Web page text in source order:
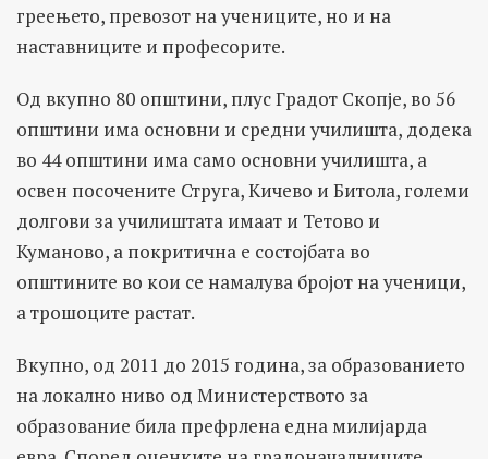
греењето, превозот на учениците, но и на
наставниците и професорите.
Од вкупно 80 општини, плус Градот Скопје, во 56
општини има основни и средни училишта, додека
во 44 општини има само основни училишта, а
освен посочените Струга, Кичево и Битола, големи
долгови за училиштата имаат и Тетово и
Куманово, а покритична е состојбата во
општините во кои се намалува бројот на ученици,
а трошоците растат.
Вкупно, од 2011 до 2015 година, за образованието
на локално ниво од Министерството за
образование била префрлена една милијарда